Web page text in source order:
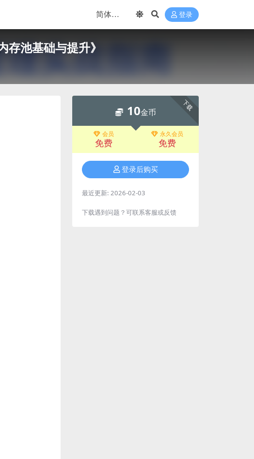
登录
存池基础与提升》
下载
10金币
会员
免费
永久会员
免费
登录后购买
最近更新: 2026-02-03
下载遇到问题？可联系客服或反馈